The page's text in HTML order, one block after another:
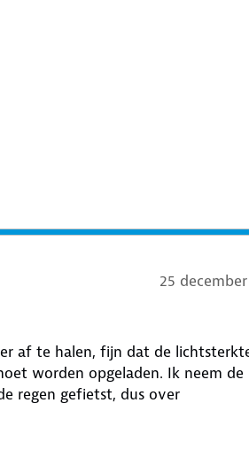
25
af te halen, fijn dat de
worden opgeladen. Ik neem de
regen gefietst, dus over